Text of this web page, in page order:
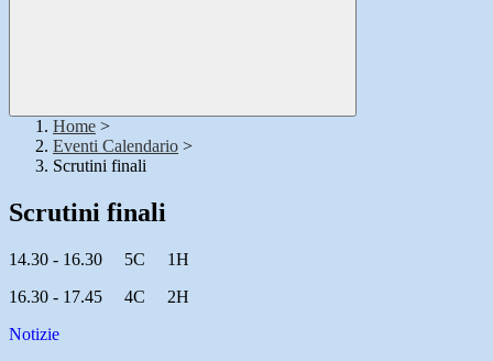
Home >
Eventi Calendario >
Scrutini finali
Scrutini finali
14.30 - 16.30 5C 1H
16.30 - 17.45 4C 2H
Notizie